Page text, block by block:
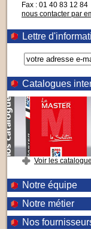
Fax : 01 40 83 12 84
nous contacter par
Lettre
Catalogues
Voir les
Notre équipe
Notre métier
Nos